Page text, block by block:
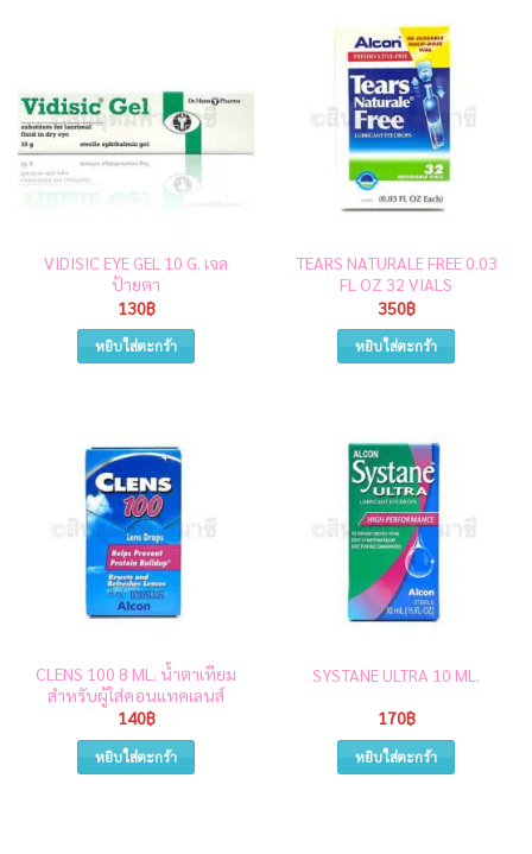
VIDISIC EYE GEL 10 G. เจล
ป้ายตา
130฿
หยิบใส่ตะกร้า
TEARS NATURALE FREE 0.03
FL OZ 32 VIALS
350฿
หยิบใส่ตะกร้า
CLENS 100 8 ML. น้ำตาเทียม
สำหรับผู้ใส่คอนแทคเลนส์
140฿
หยิบใส่ตะกร้า
SYSTANE ULTRA 10 ML.
170฿
หยิบใส่ตะกร้า